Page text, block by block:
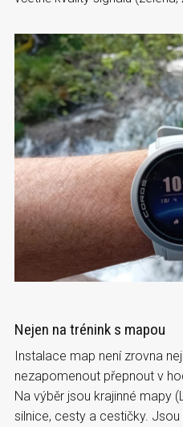
Nejen na trénink s mapou
Instalace map není zrovna
nezapomenout přepnout v
Na výběr jsou krajinné mapy
silnice, cesty a cestičky.